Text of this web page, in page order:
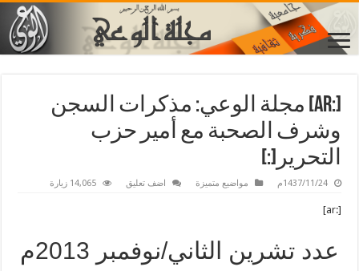
[:ar] مجلة الوعي: مذكرات السجن
وشرف الصحبة مع أمير حزب
التحرير[:]
1437/11/24م مواضيع متميزة اضف تعليق 14,065 زيارة
[:ar]
عدد تشرين الثاني/نوفمبر 2013م